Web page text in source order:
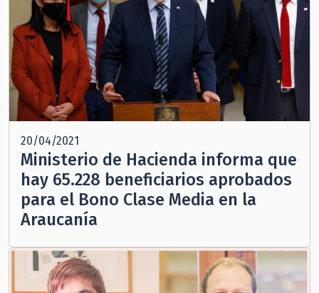
20/04/2021
Ministerio de Hacienda informa que
hay 65.228 beneficiarios aprobados
para el Bono Clase Media en la
Araucanía